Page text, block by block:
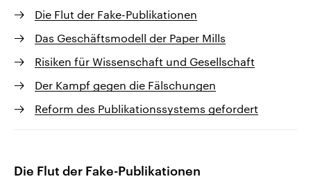
Die Flut der Fake-Publikationen
Das Geschäftsmodell der Paper Mills
Risiken für Wissenschaft und Gesellschaft
Der Kampf gegen die Fälschungen
Reform des Publikationssystems gefordert
Die Flut der Fake-Publikationen